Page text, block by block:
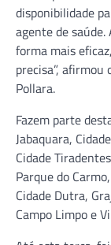
disponibilidade
agente de
forma mais
precisa”,
Pollara.
Fazem parte
Jabaquara,
Cidade
Parque do
Cidade Dutra,
Campo Limpo e